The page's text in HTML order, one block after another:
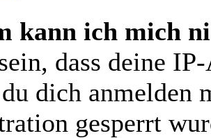
kann ich mich
dass deine
dich anmelden
gesperrt